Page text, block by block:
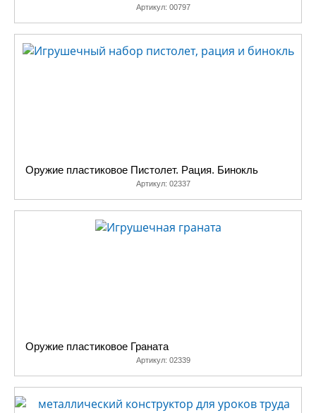
Артикул: 00797
Оружие пластиковое Пистолет. Рация. Бинокль
Артикул: 02337
Оружие пластиковое Граната
Артикул: 02339